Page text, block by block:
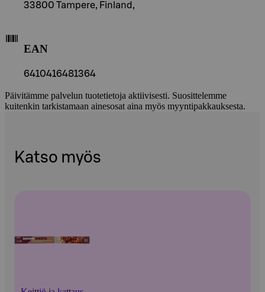
33800 Tampere, Finland,
EAN
6410416481364
Päivitämme palvelun tuotetietoja aktiivisesti. Suosittelemme
kuitenkin tarkistamaan ainesosat aina myös myyntipakkauksesta.
Katso myös